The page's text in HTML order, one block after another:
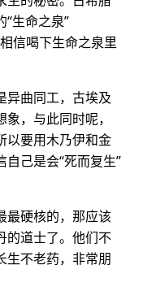
生命之泉”
信喝下生命之泉里
异曲同工，古埃及
，与此同时呢，
以要用木乃伊和金
己是会“死而复生”
最硬核的，那应该
的道士了。他们不
生不老药，非常朋